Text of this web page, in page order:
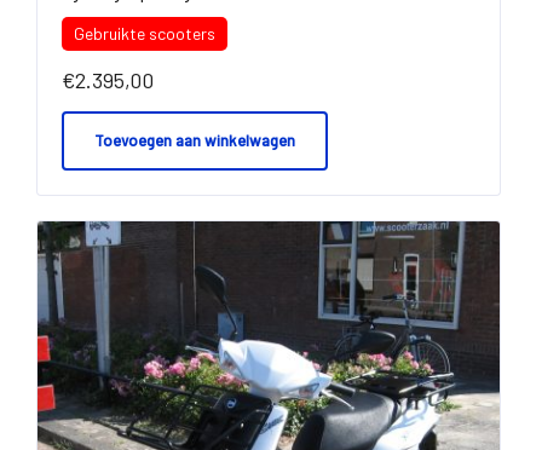
Gebruikte scooters
€2.395,00
Toevoegen aan winkelwagen